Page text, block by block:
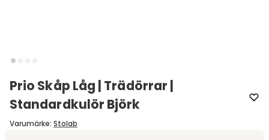
Prio Skåp Låg | Trädörrar |
Standardkulör Björk
Varumärke: Stolab